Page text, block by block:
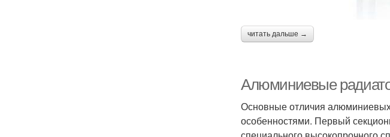
читать дальше →
Алюминиевые
Основные отличия
особенностями. Первый